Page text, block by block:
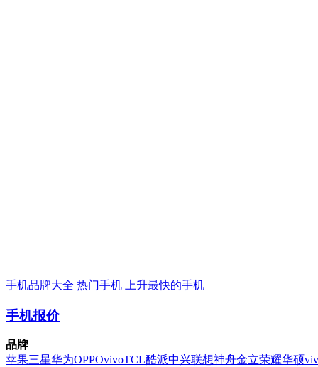
手机品牌大全 热门手机 上升最快的手机
手机报价
品牌
苹果三星华为OPPOvivoTCL酷派中兴联想神舟金立荣耀华硕